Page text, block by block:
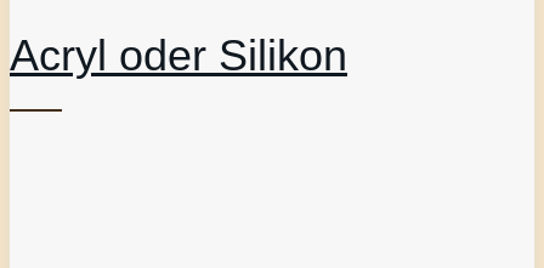
Acryl oder Silikon